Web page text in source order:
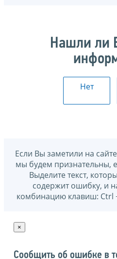
Нашли ли
Нет
Если Вы заметили на
мы будем признательны,
Выделите текст,
содержит ошибку, и
комбинацию клавиш: Ctrl
×
Сообщить об ошибке в